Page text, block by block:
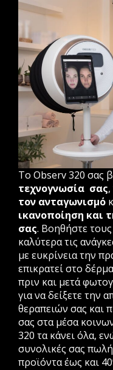
Το Observ 320 σας
τεχνογνωσία σας
τον ανταγωνισμό
ικανοποίηση και
σας. Βοηθήστε
καλύτερα τις
με ευκρίνεια την
επικρατεί στο
πριν και μετά
για να δείξετε την
θεραπειών σας και
σας στα μέσα
320 τα κάνει όλα,
συνολικές σας
προϊόντα έως και